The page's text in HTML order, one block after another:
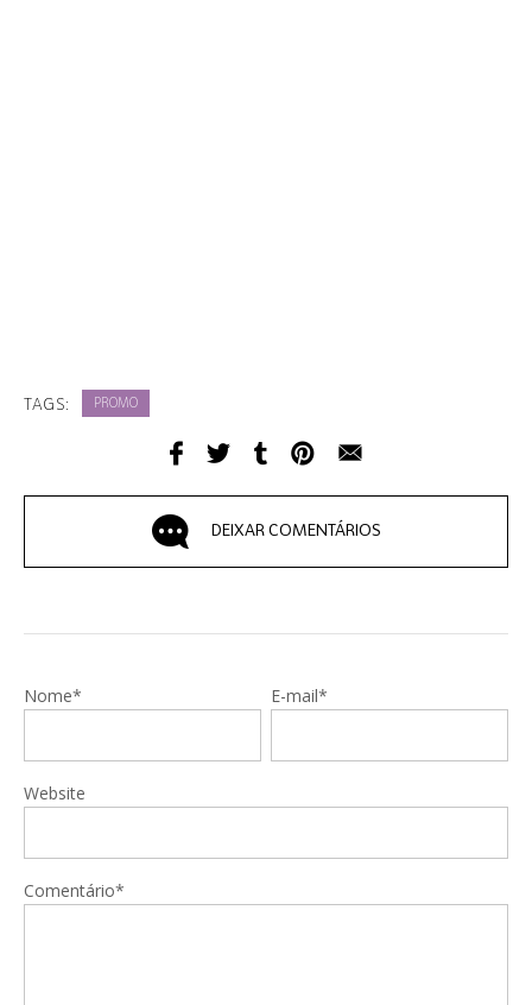
TAGS: PROMO
DEIXAR COMENTÁRIOS
Nome* E-mail*
Website
Comentário*